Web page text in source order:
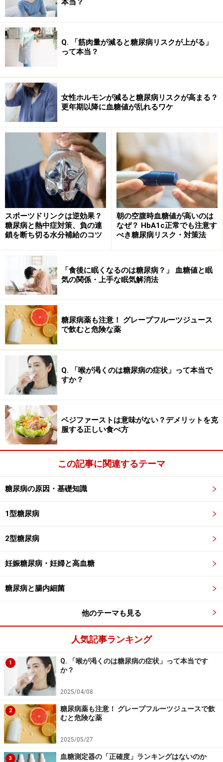
Q. 「筋肉量が減ると糖尿病リスクが上がる」
って本当？
女性ホルモンが減ると糖尿病リスクが高まる？
更年期以降に血糖値が乱れるワケ
スポーツドリンクは逆効果？
糖尿病と熱中症対策、負の連
鎖を断ち切る水分補給のコツ
朝の空腹時血糖値が高いのは
なぜ？ HbA1c正常でも注意す
べき糖尿病リスク・対策法
「食後に眠くなるのは糖尿病？」 血糖値と眠
気の関係・上手な眠気解消法
糖尿病薬も注意！ グレープフルーツジュース
で飲むと危険な薬
Q. 「喉が渇くのは糖尿病の症状」って本当で
すか？
ベジファーストは意味がない？デメリットを克
服する正しい食べ方
この記事に関連するテーマ
糖尿病の原因・基礎知識
1型糖尿病
2型糖尿病
妊娠糖尿病・妊婦と高血糖
糖尿病と腸内細菌
他のテーマも見る
人気記事ランキング
1
Q. 「喉が渇くのは糖尿病の症状」って本当です
か？
2025/04/08
2
糖尿病薬も注意！ グレープフルーツジュースで飲
むと危険な薬
2025/05/27
3 血糖測定器の「正確度」ランキングはないのか